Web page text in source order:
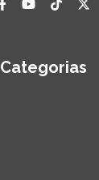
Categorias